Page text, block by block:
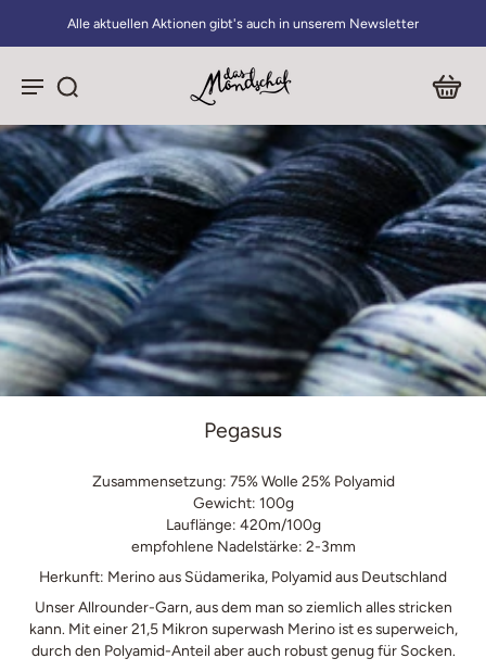
Alle aktuellen Aktionen gibt's auch in unserem Newsletter
Pegasus
Zusammensetzung: 75% Wolle 25% Polyamid
Gewicht: 100g
Lauflänge: 420m/100g
empfohlene Nadelstärke: 2-3mm
Herkunft: Merino aus Südamerika, Polyamid aus Deutschland
Unser Allrounder-Garn, aus dem man so ziemlich alles stricken
kann. Mit einer 21,5 Mikron superwash Merino ist es superweich,
durch den Polyamid-Anteil aber auch robust genug für Socken.